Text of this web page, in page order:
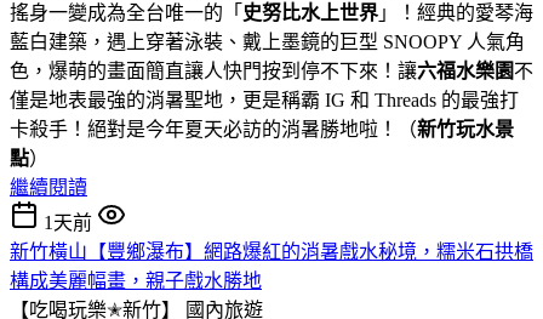
搖身一變成為全台唯一的「 史努比水上世界 」！經典的愛琴海
藍白建築，遇上穿著泳裝、戴上墨鏡的巨型 SNOOPY 人氣角
色，爆萌的畫面簡直讓人快門按到停不下來！讓六福水樂園不
僅是地表最強的消暑聖地，更是稱霸 IG 和 Threads 的最強打
卡殺手！絕對是今年夏天必訪的消暑勝地啦！（新竹玩水景
點）
繼續閱讀
1天前
新竹橫山【豐鄉瀑布】網路爆紅的消暑戲水秘境，糯米石拱橋
構成美麗幅畫，親子戲水勝地
【吃喝玩樂✭新竹】
國內旅遊